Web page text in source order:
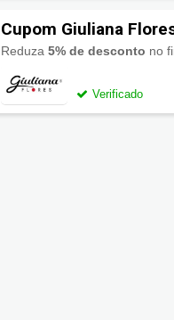
Cupom Giuliana
Reduza5% de desconto no final
Verificado